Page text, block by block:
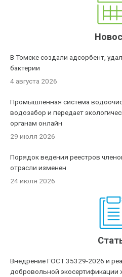
В Томске создали адсорбент,
бактерии
4 августа 2026
Промышленная система
водозабор и передает
органам онлайн
29 июля 2026
Порядок ведения реестров
отрасли изменен
24 июля 2026
Внедрение ГОСТ 35329-2026 и
добровольной экосертификации